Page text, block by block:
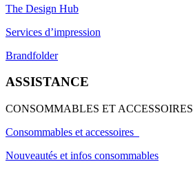
The Design Hub
Services d’impression
Brandfolder
ASSISTANCE
CONSOMMABLES ET ACCESSOIRES
Consommables et accessoires
Nouveautés et infos consommables